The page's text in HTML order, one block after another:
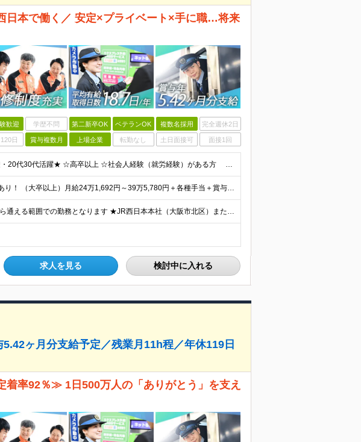
日本で働く／ 安定×プライベート×手に職…将来
歓迎 学歴不問 第二新卒OK ベテランOK 複数名採用 完全週休2日
日 賞与複数月 上場企業 転勤なし 土日面接可 面接1回
★未経験OK・第二新卒歓迎・20代30代活躍★ ☆高卒以上 ☆社会人経験（就労経験）がある方 業界・ポジション・年数は不問です！ 「誰もが知る大手企業で働きたい」 「1人より、チームで仕事がした
★賞与5.42ヶ月分支給予定あり！ （大卒以上）月給24万1,692円～39万5,780円＋各種手当＋賞与2回 （高卒以上）月給22万2,662円～39万5,780円＋各種手当＋賞与2回 ※上記は2
★U/Iターン歓迎！ご自宅から通える範囲での勤務となります ★JR西日本本社（大阪市北区）または、当社事業エリア内（北陸から北九州まで）の各支社で勤務 ※関西に本社あり※ 〈近畿エリア〉 三重県（
求人を見る 検討中に入れる
ヶ月分支給予定／残業月11h程／年休119日
率92％≫ 1日500万人の「ありがとう」を支え